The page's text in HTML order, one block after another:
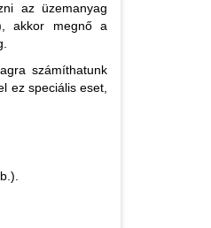
az üzemanyag
akkor megnő a
számíthatunk
ez speciális eset,